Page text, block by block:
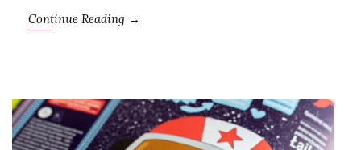
Continue Reading →